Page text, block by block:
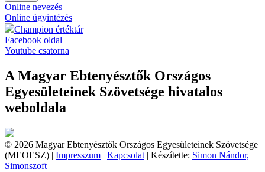
Online nevezés
Online ügyintézés
Champion értéktár
Facebook oldal
Youtube csatorna
A Magyar Ebtenyésztők Országos
Egyesületeinek Szövetsége hivatalos
weboldala
© 2026 Magyar Ebtenyésztők Országos Egyesületeinek Szövetsége
(MEOESZ) | Impresszum | Kapcsolat | Készítette: Simon Nándor,
Simonszoft